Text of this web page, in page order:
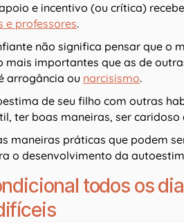
e incentivo (ou crítica)
e professores.
não significa pensar que o
mais importantes que as de
arrogância ou narcisismo.
de seu filho com outras
ter boas maneiras, ser
maneiras práticas que podem
o desenvolvimento da
todos os